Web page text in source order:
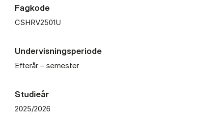
Fagkode
CSHRV2501U
Undervisningsperiode
Efterår – semester
Studieår
2025/2026